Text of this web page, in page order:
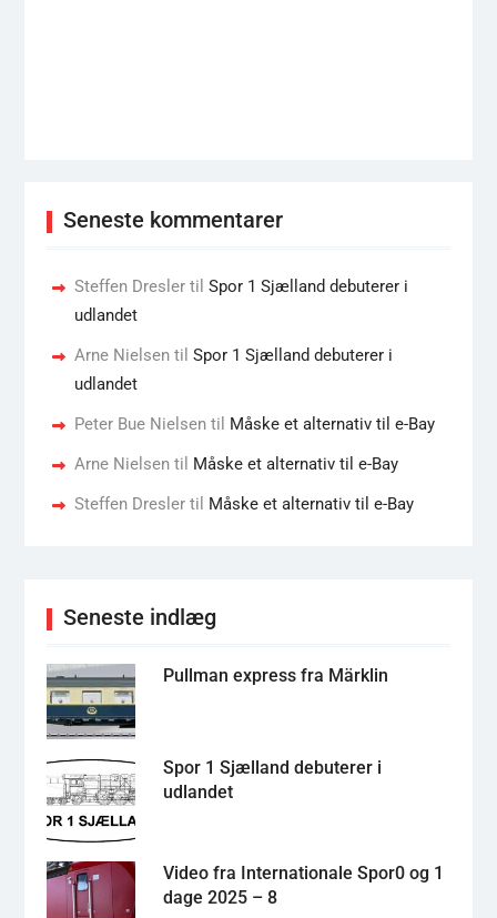
Seneste kommentarer
Steffen Dreslertil Spor 1 Sjælland debuterer i
udlandet
Arne Nielsentil Spor 1 Sjælland debuterer i
udlandet
Peter Bue Nielsentil Måske et alternativ til e-Bay
Arne Nielsentil Måske et alternativ til e-Bay
Steffen Dreslertil Måske et alternativ til e-Bay
Seneste indlæg
Pullman express fra Märklin
Spor 1 Sjælland debuterer i
udlandet
Video fra Internationale Spor0 og 1
dage 2025 – 8